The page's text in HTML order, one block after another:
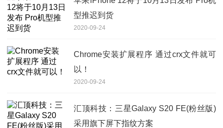
型推迟到货
2020-09-24
Chrome安装扩展程序 通过crx文件就可
以！
2020-09-24
汇顶科技：三星Galaxy S20 FE(粉丝版)
采用旗下屏下指纹方案